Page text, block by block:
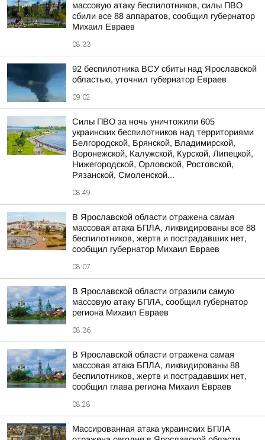
массовую атаку беспилотников, силы ПВО
сбили все 88 аппаратов, сообщил губернатор
Михаил Евраев
08:33
92 беспилотника ВСУ сбиты над Ярославской
областью, уточнил губернатор Евраев
09:02
Силы ПВО за ночь уничтожили 605
украинских беспилотников над территориями
Белгородской, Брянской, Владимирской,
Воронежской, Калужской, Курской, Липецкой,
Нижегородской, Орловской, Ростовской,
Рязанской, Смоленской...
08:49
В Ярославской области отражена самая
массовая атака БПЛА, ликвидированы все 88
беспилотников, жертв и пострадавших нет,
сообщил губернатор Михаил Евраев
08:07
В Ярославской области отразили самую
массовую атаку БПЛА, сообщил губернатор
региона Михаил Евраев
08:36
В Ярославской области отражена самая
массовая атака БПЛА, ликвидированы 88
беспилотников, жертв и пострадавших нет,
сообщил глава региона Михаил Евраев
08:28
Массированная атака украинских БПЛА